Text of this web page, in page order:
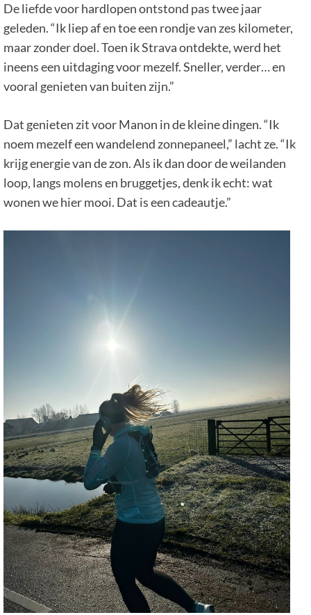
De liefde voor hardlopen ontstond pas twee jaar
geleden. “Ik liep af en toe een rondje van zes kilometer,
maar zonder doel. Toen ik Strava ontdekte, werd het
ineens een uitdaging voor mezelf. Sneller, verder… en
vooral genieten van buiten zijn.”
Dat genieten zit voor Manon in de kleine dingen. “Ik
noem mezelf een wandelend zonnepaneel,” lacht ze. “Ik
krijg energie van de zon. Als ik dan door de weilanden
loop, langs molens en bruggetjes, denk ik echt: wat
wonen we hier mooi. Dat is een cadeautje.”